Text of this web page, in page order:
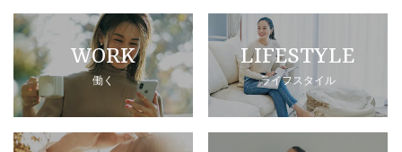
WORK
働く
LIFESTYLE
ライフスタイル